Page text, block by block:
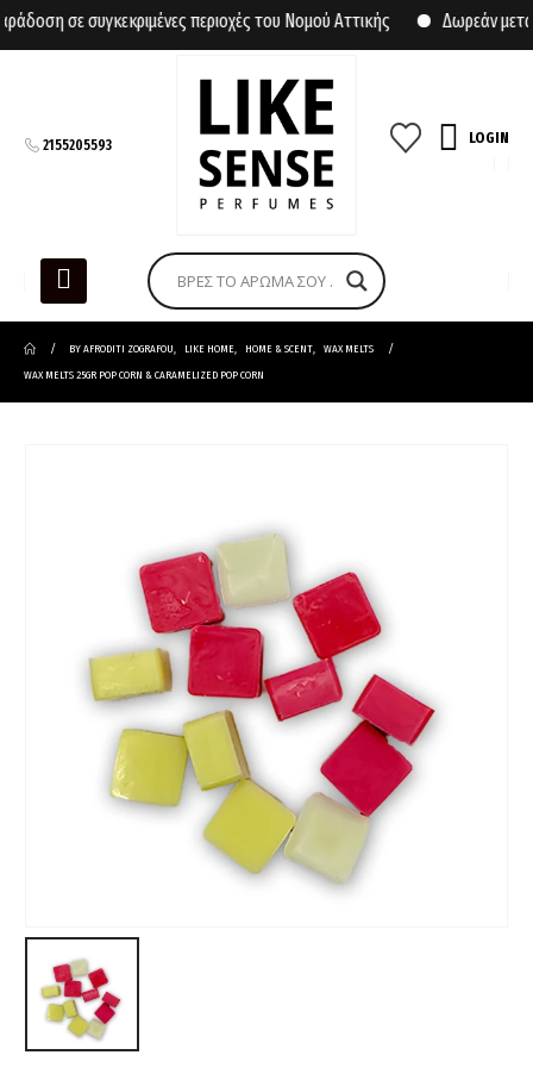
σε συγκεκριμένες περιοχές του Νομού Αττικής Δωρεάν
2155205593 LOGIN
BY AFRODITI ZOGRAFOU, LIKE HOME, HOME & SCENT, WAX MELTS
WAX MELTS 25GR POP CORN & CARAMELIZED POP CORN